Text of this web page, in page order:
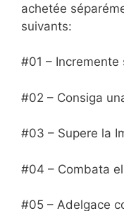
achetée
suivants:
#01 – Incremente
#02 – Consiga
#03 – Supere la
#04 – Combata
#05 – Adelgace